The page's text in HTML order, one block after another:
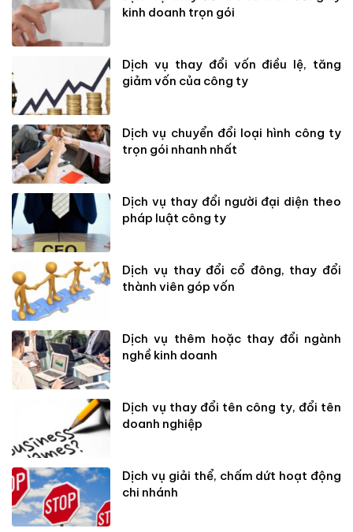
kinh doanh trọn gói
Dịch vụ thay đổi vốn điều lệ, tăng
giảm vốn của công ty
Dịch vụ chuyển đổi loại hình công ty
trọn gói nhanh nhất
Dịch vụ thay đổi người đại diện theo
pháp luật công ty
Dịch vụ thay đổi cổ đông, thay đổi
thành viên góp vốn
Dịch vụ thêm hoặc thay đổi ngành
nghề kinh doanh
Dịch vụ thay đổi tên công ty, đổi tên
doanh nghiệp
Dịch vụ giải thể, chấm dứt hoạt động
chi nhánh